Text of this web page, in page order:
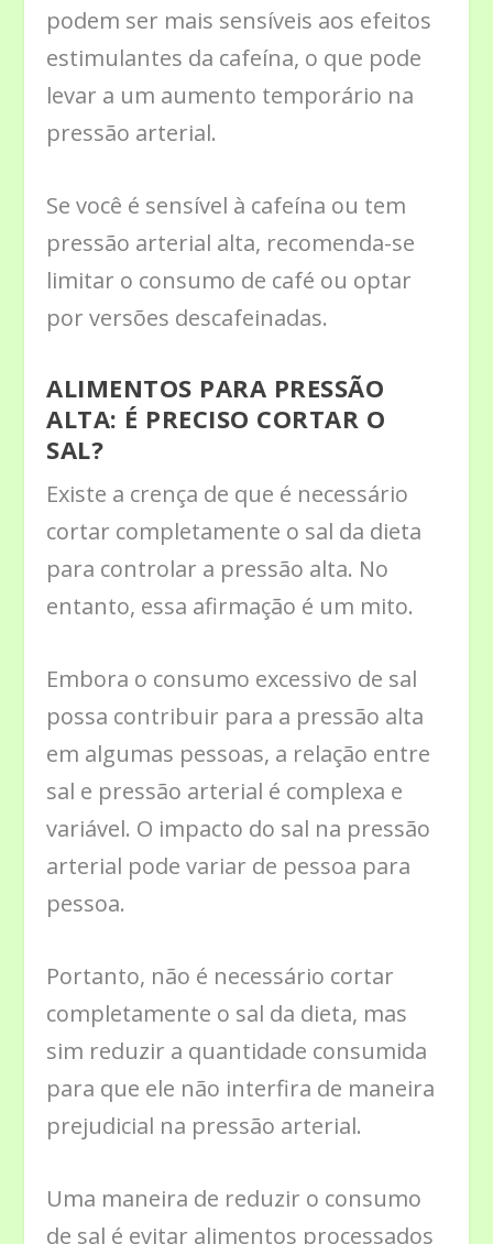
podem ser mais sensíveis aos efeitos
estimulantes da cafeína, o que pode
levar a um aumento temporário na
pressão arterial.
Se você é sensível à cafeína ou tem
pressão arterial alta, recomenda-se
limitar o consumo de café ou optar
por versões descafeinadas.
ALIMENTOS PARA PRESSÃO
ALTA: É PRECISO CORTAR O
SAL?
Existe a crença de que é necessário
cortar completamente o sal da dieta
para controlar a pressão alta. No
entanto, essa afirmação é um mito.
Embora o consumo excessivo de sal
possa contribuir para a pressão alta
em algumas pessoas, a relação entre
sal e pressão arterial é complexa e
variável. O impacto do sal na pressão
arterial pode variar de pessoa para
pessoa.
Portanto, não é necessário cortar
completamente o sal da dieta, mas
sim reduzir a quantidade consumida
para que ele não interfira de maneira
prejudicial na pressão arterial.
Uma maneira de reduzir o consumo
de sal é evitar alimentos processados